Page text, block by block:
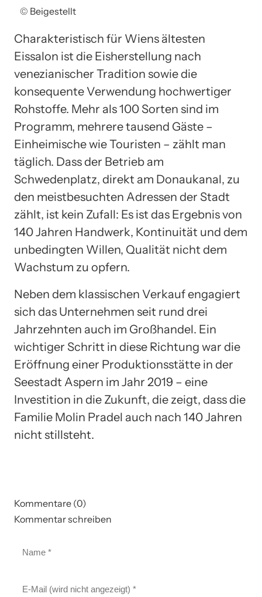
© Beigestellt
Charakteristisch für Wiens ältesten
Eissalon ist die Eisherstellung nach
venezianischer Tradition sowie die
konsequente Verwendung hochwertiger
Rohstoffe. Mehr als 100 Sorten sind im
Programm, mehrere tausend Gäste –
Einheimische wie Touristen – zählt man
täglich. Dass der Betrieb am
Schwedenplatz, direkt am Donaukanal, zu
den meistbesuchten Adressen der Stadt
zählt, ist kein Zufall: Es ist das Ergebnis von
140 Jahren Handwerk, Kontinuität und dem
unbedingten Willen, Qualität nicht dem
Wachstum zu opfern.
Neben dem klassischen Verkauf engagiert
sich das Unternehmen seit rund drei
Jahrzehnten auch im Großhandel. Ein
wichtiger Schritt in diese Richtung war die
Eröffnung einer Produktionsstätte in der
Seestadt Aspern im Jahr 2019 – eine
Investition in die Zukunft, die zeigt, dass die
Familie Molin Pradel auch nach 140 Jahren
nicht stillsteht.
Kommentare (0)
Kommentar schreiben